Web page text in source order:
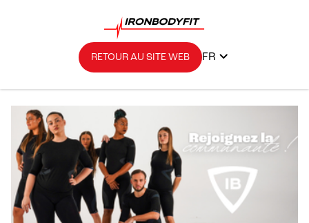
RETOUR AU SITE WEB FR